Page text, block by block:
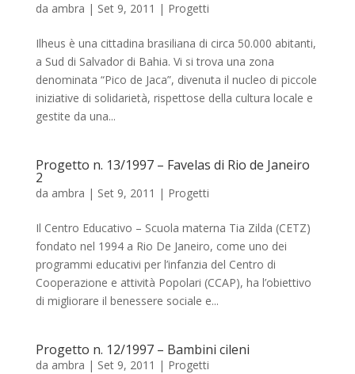
da ambra | Set 9, 2011 | Progetti
Ilheus è una cittadina brasiliana di circa 50.000 abitanti,
a Sud di Salvador di Bahia. Vi si trova una zona
denominata “Pico de Jaca”, divenuta il nucleo di piccole
iniziative di solidarietà, rispettose della cultura locale e
gestite da una...
Progetto n. 13/1997 – Favelas di Rio de Janeiro
2
da ambra | Set 9, 2011 | Progetti
Il Centro Educativo – Scuola materna Tia Zilda (CETZ)
fondato nel 1994 a Rio De Janeiro, come uno dei
programmi educativi per l’infanzia del Centro di
Cooperazione e attività Popolari (CCAP), ha l’obiettivo
di migliorare il benessere sociale e...
Progetto n. 12/1997 – Bambini cileni
da ambra | Set 9, 2011 | Progetti